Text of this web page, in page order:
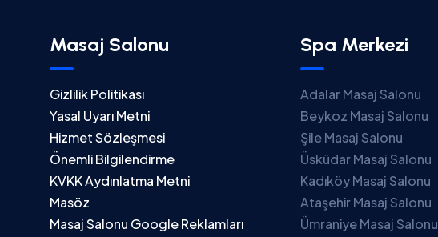
Masaj Salonu
Gizlilik Politikası
Yasal Uyarı Metni
Hizmet Sözleşmesi
Önemli Bilgilendirme
KVKK Aydınlatma Metni
Masöz
Masaj Salonu Google Reklamları
Spa Merkezi
Adalar Masaj Salonu
Beykoz Masaj Salonu
Şile Masaj Salonu
Üsküdar Masaj Salonu
Kadıköy Masaj Salonu
Ataşehir Masaj Salonu
Ümraniye Masaj Salonu